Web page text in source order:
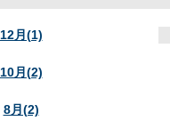
12月(1)
10月(2)
8月(2)